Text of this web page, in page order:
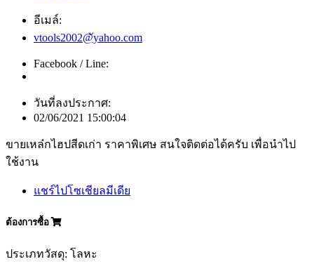
อีเมล์:
vtools2002@ัyahoo.com
Facebook / Line:
วันที่ลงประกาศ:
02/06/2021 15:00:04
ขายเหล๋กไฮปสีดเก่า ราคาพิเศษ สนใจติดต่อได้ครับ เพื่อนำไป
ใช้งาน
แชร์ไปโซเชียลมีเดีย
ต้องการซื้อ
ประเภทวัสดุ: โลหะ